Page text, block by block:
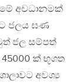
අවධානමක්
ජලය ඝණ
ජල සම්පත්
ක් භූගත
අවශ්‍ය